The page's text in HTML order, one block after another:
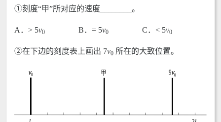
①刻度“甲”所对应的速度________。
A．> 5v0 B．= 5v0 C．< 5v0
②在下边的刻度表上画出 7v0 所在的大致位置。